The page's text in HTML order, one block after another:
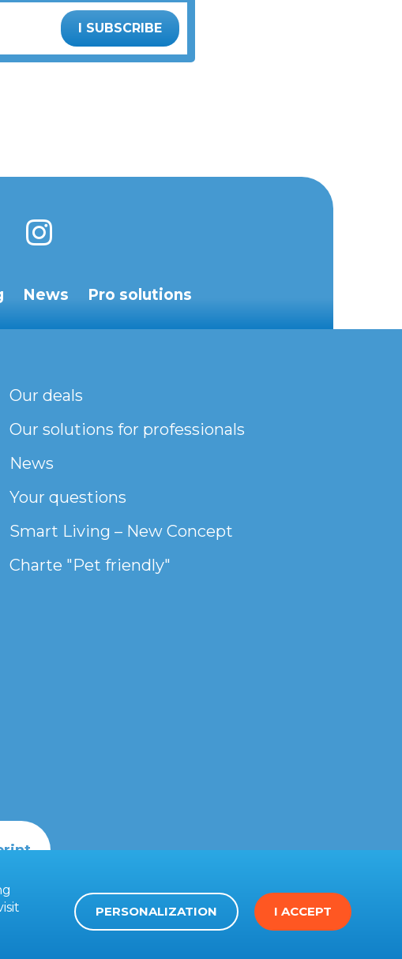
I SUBSCRIBE
News Pro solutions
Our deals
Our solutions for professionals
News
Your questions
Smart Living – New Concept
Charte "Pet friendly"
PERSONALIZATION I ACCEPT